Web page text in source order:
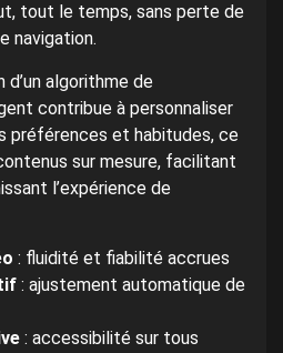
tout le temps, sans perte de
navigation.
d’un algorithme de
contribue à personnaliser
préférences et habitudes, ce
sur mesure, facilitant
l’expérience de
: fluidité et fiabilité accrues
: ajustement automatique de
: accessibilité sur tous